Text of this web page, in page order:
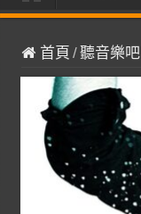
首頁 /聽音樂吧